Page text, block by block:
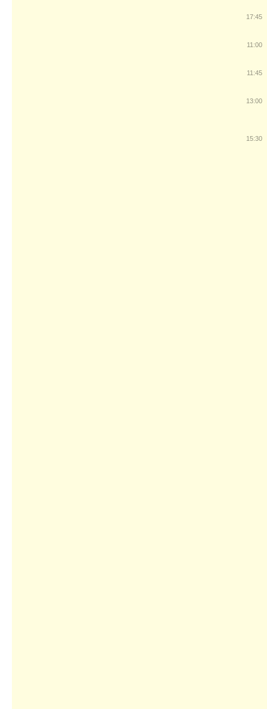
17:45
11:00
11:45
13:00
15:30